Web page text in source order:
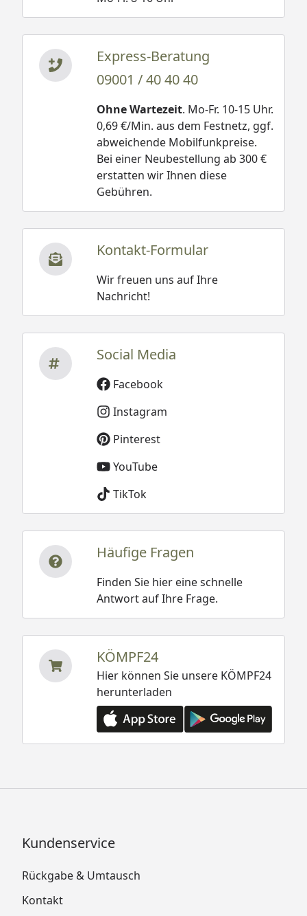
Express-Beratung
09001 / 40 40 40
Ohne Wartezeit. Mo-Fr. 10-15 Uhr.
0,69 €/Min. aus dem Festnetz, ggf.
abweichende Mobilfunkpreise.
Bei einer Neubestellung ab 300 €
erstatten wir Ihnen diese
Gebühren.
Kontakt-Formular
Wir freuen uns auf Ihre
Nachricht!
Social Media
Facebook
Instagram
Pinterest
YouTube
TikTok
Häufige Fragen
Finden Sie hier eine schnelle
Antwort auf Ihre Frage.
KÖMPF24
Hier können Sie unsere KÖMPF24
herunterladen
Kundenservice
Rückgabe & Umtausch
Kontakt